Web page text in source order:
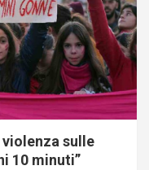
sulle
10 minuti”